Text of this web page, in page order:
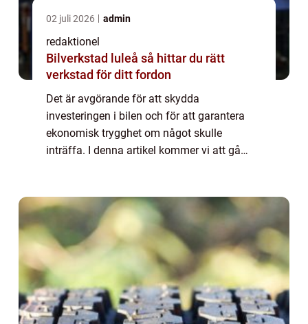
02 juli 2026 admin
redaktionel
Bilverkstad luleå så hittar du rätt
verkstad för ditt fordon
Det är avgörande för att skydda
investeringen i bilen och för att garantera
ekonomisk trygghet om något skulle
inträffa. I denna artikel kommer vi att gå
vilka fakt...